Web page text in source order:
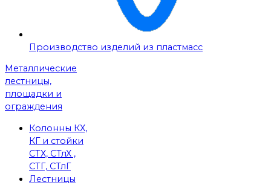
Производство изделий из пластмасс
Металлические
лестницы,
площадки и
ограждения
Колонны КХ,
КГ и стойки
СТХ, СТлХ ,
СТГ, СТлГ
Лестницы